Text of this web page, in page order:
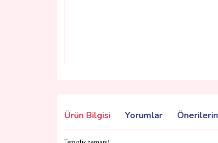
Ürün Bilgisi Yorumlar